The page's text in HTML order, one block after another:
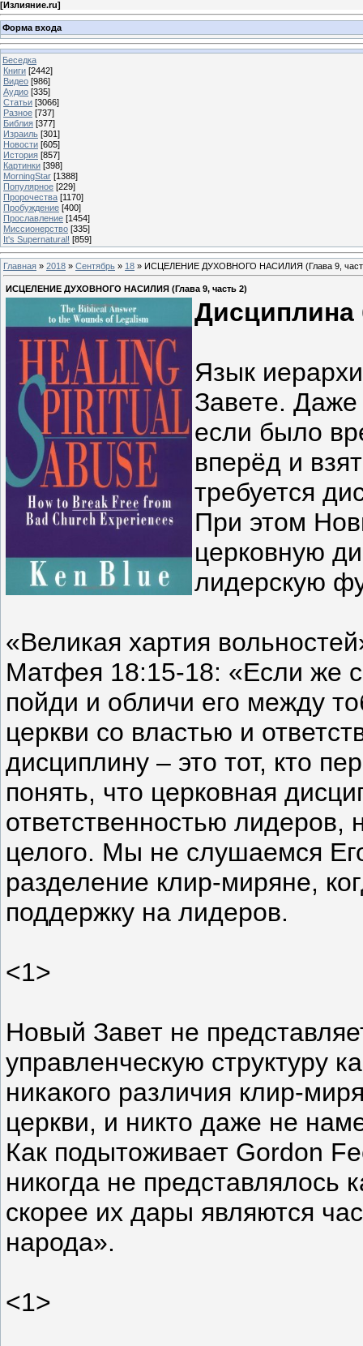
[Излияние.ru]
Форма входа
Беседка
Книги [2442]
Видео [986]
Аудио [335]
Статьи [3066]
Разное [737]
Библия [377]
Израиль [301]
Новости [605]
История [857]
Картинки [398]
MorningStar [1388]
Популярное [229]
Пророчества [1170]
Пробуждение [400]
Прославление [1454]
Миссионерство [335]
It's Supernatural! [859]
Главная » 2018 » Сентябрь » 18 » ИСЦЕЛЕНИЕ ДУХОВНОГО НАСИЛИЯ (Глава 9,
ИСЦЕЛЕНИЕ ДУХОВНОГО НАСИЛИЯ (Глава 9, часть 2)
Дисциплина
Язык
Завете.
если было
вперёд и
требуется
При этом
церковную
лидерскую
«Великая хартия
Матфея 18:15-18: «Если же
пойди и обличи его между
церкви со властью и
дисциплину – это тот, кто
понять, что церковная
ответственностью лидеров,
целого. Мы не слушаемся
разделение клир-миряне,
поддержку на лидеров.
<1>
Новый Завет не
управленческую структуру
никакого различия клир-
церкви, и никто даже не
Как подытоживает Gordon
никогда не представлялось
скорее их дары являются
народа».
<1>